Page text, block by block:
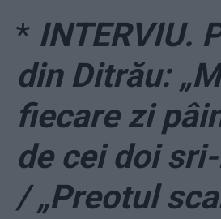
* INTERVIU.
din Ditrău:
fiecare zi
de cei doi
/ „Preotul